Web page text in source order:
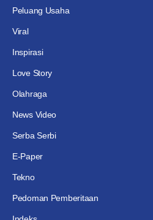
Peluang Usaha
Viral
Inspirasi
Love Story
Olahraga
News Video
Serba Serbi
E-Paper
Tekno
Pedoman Pemberitaan